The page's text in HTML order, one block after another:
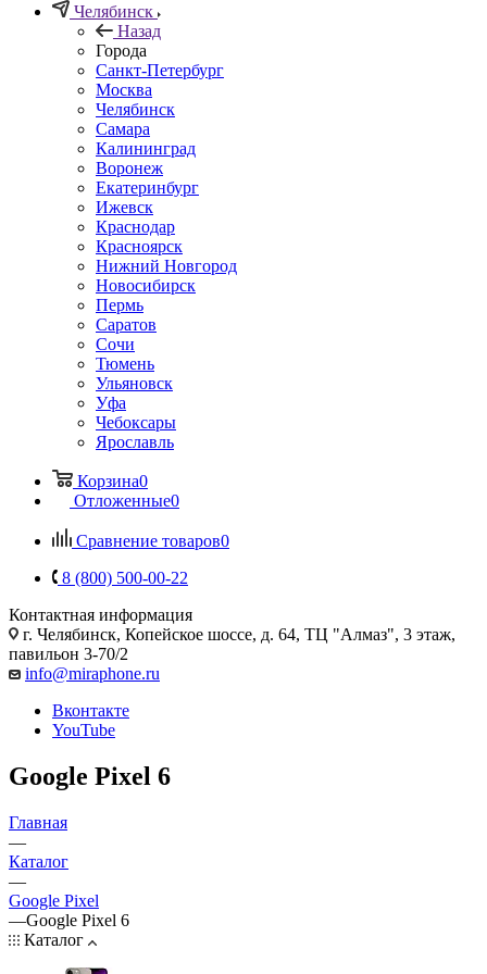
Челябинск
Назад
Города
Санкт-Петербург
Москва
Челябинск
Самара
Калининград
Воронеж
Екатеринбург
Ижевск
Краснодар
Красноярск
Нижний Новгород
Новосибирск
Пермь
Саратов
Сочи
Тюмень
Ульяновск
Уфа
Чебоксары
Ярославль
Корзина0
Отложенные0
Сравнение товаров0
8 (800) 500-00-22
Контактная информация
г. Челябинск, Копейское шоссе, д. 64, ТЦ "Алмаз", 3 этаж,
павильон 3-70/2
info@miraphone.ru
Вконтакте
YouTube
Google Pixel 6
Главная
—
Каталог
—
Google Pixel
—Google Pixel 6
Каталог